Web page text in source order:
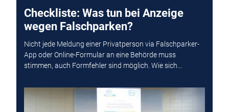
Checkliste: Was tun bei Anzeige
wegen Falschparken?
Nicht jede Meldung einer Privatperson via Falschparker-
App oder Online-Formular an eine Behörde muss
stimmen, auch Formfehler sind möglich. Wie sich...